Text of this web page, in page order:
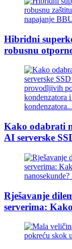
Hibridni
robusnu
Kako odabrati
AI serverske
Rješavanje
serverima: